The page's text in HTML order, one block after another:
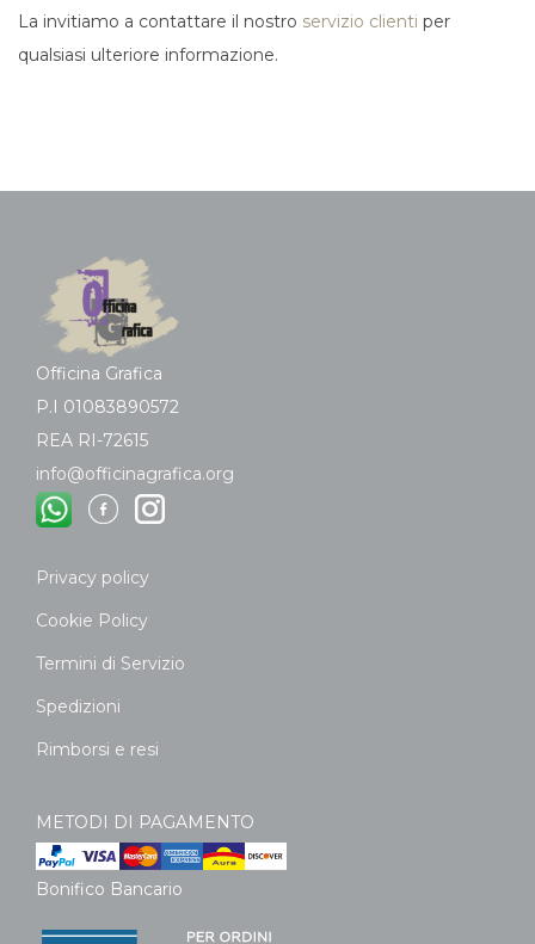
La invitiamo a contattare il nostro servizio clienti per
qualsiasi ulteriore informazione.
Officina Grafica
P.I 01083890572
REA RI-72615
info@officinagrafica.org
Privacy policy
Cookie Policy
Termini di Servizio
Spedizioni
Rimborsi e resi
METODI DI PAGAMENTO
Bonifico Bancario